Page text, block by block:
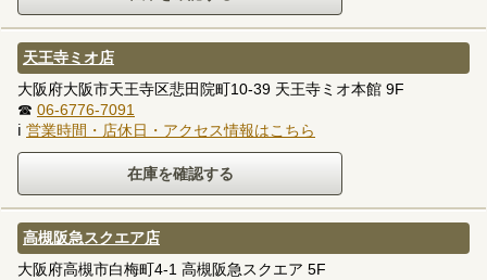
天王寺ミオ店
大阪府大阪市天王寺区悲田院町10-39 天王寺ミオ本館 9F
☎ 06-6776-7091
ℹ 営業時間・店休日・アクセス情報はこちら
高槻阪急スクエア店
大阪府高槻市白梅町4-1 高槻阪急スクエア 5F